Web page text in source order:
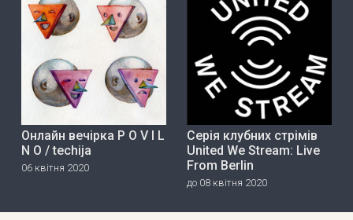
Онлайн вечірка P O V I L
N O / techija
06 квітня 2020
Серія клубних стрімів
United We Stream: Live
From Berlin
до 08 квітня 2020